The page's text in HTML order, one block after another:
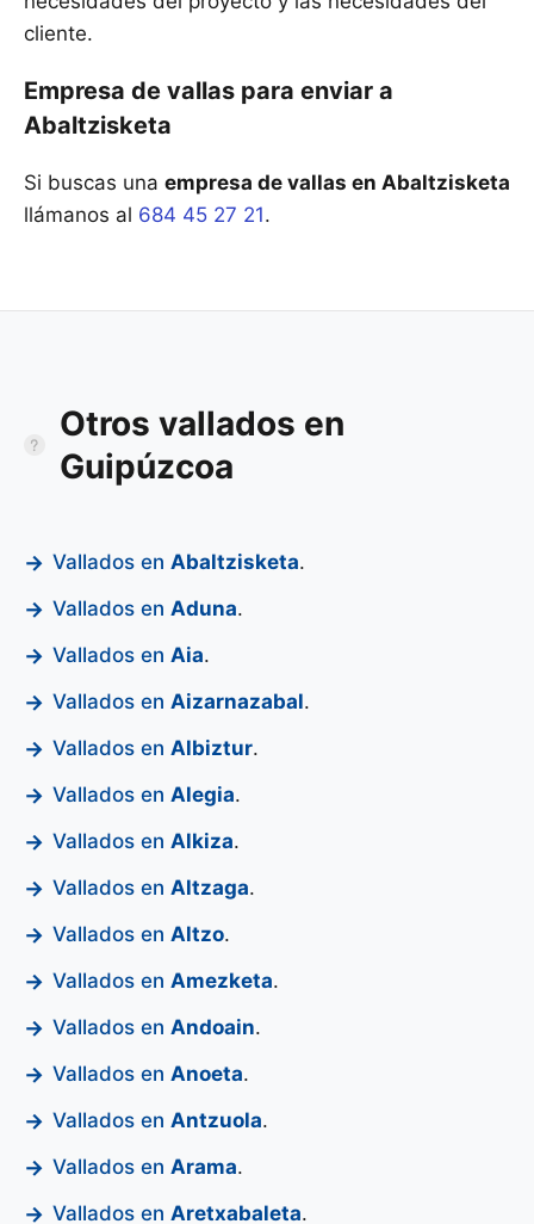
cliente.
Empresa de vallas para enviar a
Abaltzisketa
Si buscas una empresa de vallas en Abaltzisketa
llámanos al 684 45 27 21.
Otros vallados en
Guipúzcoa
Vallados en Abaltzisketa.
Vallados en Aduna.
Vallados en Aia.
Vallados en Aizarnazabal.
Vallados en Albiztur.
Vallados en Alegia.
Vallados en Alkiza.
Vallados en Altzaga.
Vallados en Altzo.
Vallados en Amezketa.
Vallados en Andoain.
Vallados en Anoeta.
Vallados en Antzuola.
Vallados en Arama.
Vallados en Aretxabaleta.